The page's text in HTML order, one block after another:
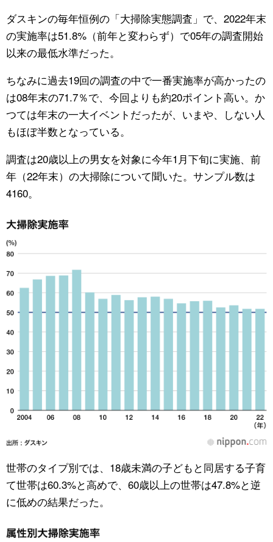
公式SNS
ダスキンの毎年恒例の「大掃除実態調査」で、2022年末
の実施率は51.8%（前年と変わらず）で05年の調査開始
以来の最低水準だった。
ちなみに過去19回の調査の中で一番実施率が高かったの
は08年末の71.7％で、今回よりも約20ポイント高い。か
つては年末の一大イベントだったが、いまや、しない人
もほぼ半数となっている。
調査は20歳以上の男女を対象に今年1月下旬に実施、前
年（22年末）の大掃除について聞いた。サンプル数は
4160。
世帯のタイプ別では、18歳未満の子どもと同居する子育
て世帯は60.3%と高めで、60歳以上の世帯は47.8%と逆
に低めの結果だった。